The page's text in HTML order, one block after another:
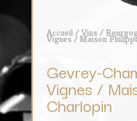
Accueil/Vins/
Vignes / Maison
Gevrey-
Vignes /
Charlopin